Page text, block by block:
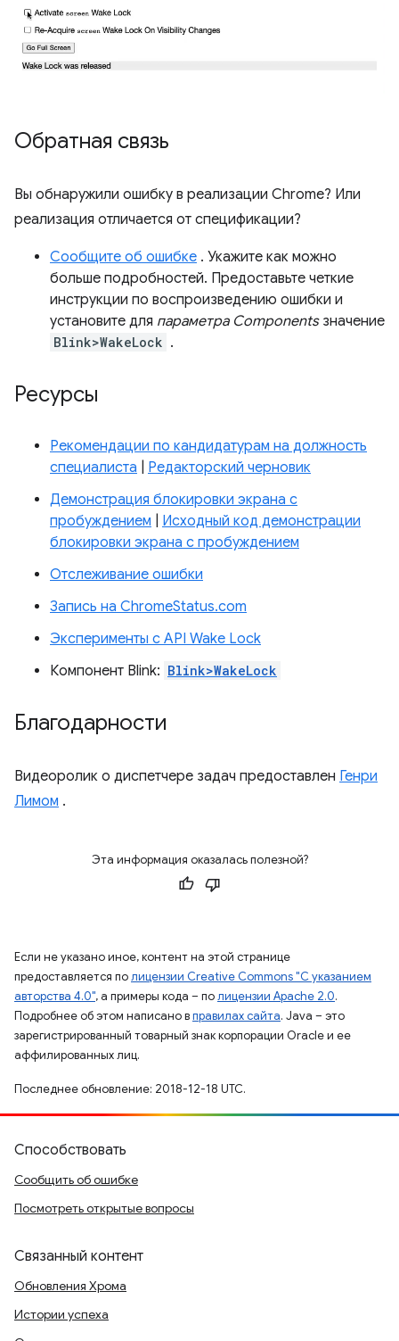
Обратная связь
Вы обнаружили ошибку в реализации Chrome? Или
реализация отличается от спецификации?
Сообщите об ошибке . Укажите как можно
больше подробностей. Предоставьте четкие
инструкции по воспроизведению ошибки и
установите для параметра Componentsзначение
Blink>WakeLock .
Ресурсы
Рекомендации по кандидатурам на должность
специалиста
Редакторский черновик
Демонстрация блокировки экрана с
пробуждением
Исходный код демонстрации
блокировки экрана с пробуждением
Отслеживание ошибки
Запись на ChromeStatus.com
Эксперименты с API Wake Lock
Компонент Blink: Blink>WakeLock
Благодарности
Видеоролик о диспетчере задач предоставлен Генри
Лимом .
Эта информация оказалась полезной?
Если не указано иное, контент на этой странице
предоставляется полицензии Creative Commons "С указанием
авторства 4.0", а примеры кода – полицензии Apache 2.0.
Подробнее об этом написано вправилах сайта. Java – это
зарегистрированный товарный знак корпорации Oracle и ее
аффилированных лиц.
Последнее обновление: 2018-12-18 UTC.
Способствовать
Сообщить об ошибке
Посмотреть открытые вопросы
Связанный контент
Обновления Хрома
Истории успеха